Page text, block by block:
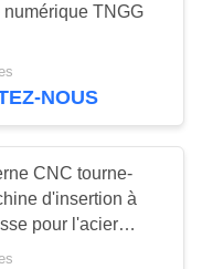
TNGG
NOUS
CNC tourne-
d'insertion à
pour l'acier
C outil de